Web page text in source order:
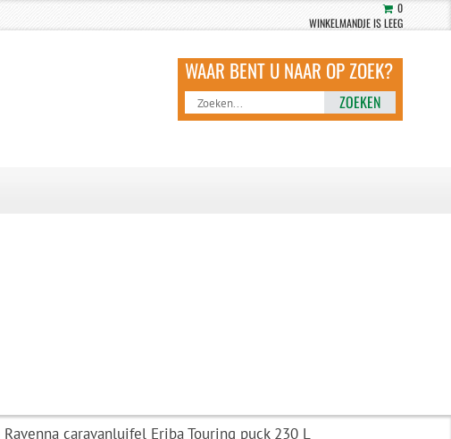
0
WINKELMANDJE IS LEEG
ZOEKEN
Ravenna caravanluifel Eriba Touring puck 230 L